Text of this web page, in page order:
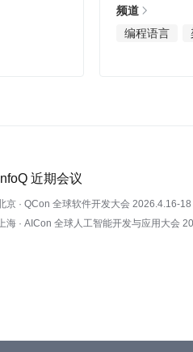
频道
编程语言
InfoQ 近期会议
京 · QCon 全球软件开发大会 2026.4.16-18
海 · AICon 全球人工智能开发与应用大会